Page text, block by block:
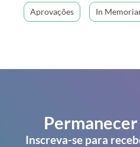
Aprovações In
Inscreva-se para